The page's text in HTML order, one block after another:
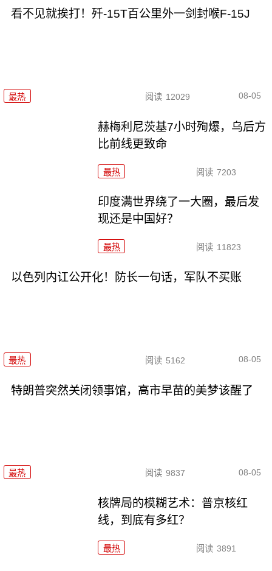
看不见就挨打！歼-15T百公里外一剑封喉F-15J
最热 阅读 12029 08-05
赫梅利尼茨基7小时殉爆，乌后方
比前线更致命
最热 阅读 7203
印度满世界绕了一大圈，最后发
现还是中国好？
最热 阅读 11823
以色列内讧公开化！防长一句话，军队不买账
最热 阅读 5162 08-05
特朗普突然关闭领事馆，高市早苗的美梦该醒了
最热 阅读 9837 08-05
核牌局的模糊艺术：普京核红
线，到底有多红？
最热 阅读 3891